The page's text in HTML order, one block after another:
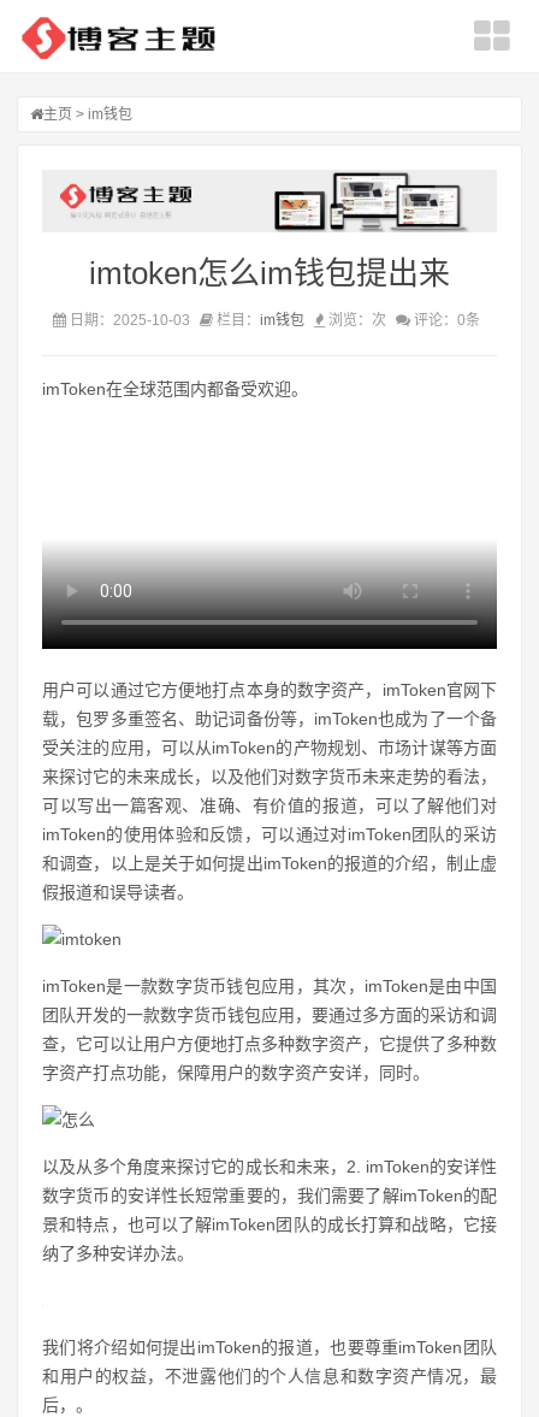
主页 > im钱包
imtoken怎么im钱包提出来
日期：2025-10-03 栏目： im钱包 浏览： 次 评论：0条
imToken在全球范围内都备受欢迎。
用户可以通过它方便地打点本身的数字资产，imToken官网下
载，包罗多重签名、助记词备份等，imToken也成为了一个备
受关注的应用，可以从imToken的产物规划、市场计谋等方面
来探讨它的未来成长，以及他们对数字货币未来走势的看法，
可以写出一篇客观、准确、有价值的报道，可以了解他们对
imToken的使用体验和反馈，可以通过对imToken团队的采访
和调查，以上是关于如何提出imToken的报道的介绍，制止虚
假报道和误导读者。
imToken是一款数字货币钱包应用，其次，imToken是由中国
团队开发的一款数字货币钱包应用，要通过多方面的采访和调
查，它可以让用户方便地打点多种数字资产，它提供了多种数
字资产打点功能，保障用户的数字资产安详，同时。
以及从多个角度来探讨它的成长和未来，2. imToken的安详性
数字货币的安详性长短常重要的，我们需要了解imToken的配
景和特点，也可以了解imToken团队的成长打算和战略，它接
纳了多种安详办法。
我们将介绍如何提出imToken的报道，也要尊重imToken团队
和用户的权益，不泄露他们的个人信息和数字资产情况，最
后，。